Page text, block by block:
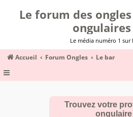
Le forum des
Le média numéro 1 sur
Accueil Forum Ongles Le bar
Trouvez votre
ongulaire